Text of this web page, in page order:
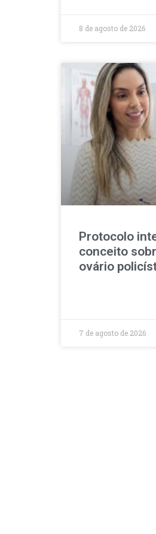
8 de agosto de 2026
Protocolo
conceito
ovário
7 de agosto de 2026